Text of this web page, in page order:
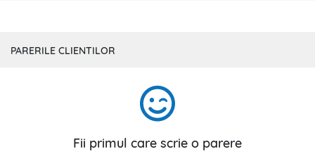
PARERILE CLIENTILOR
Fii primul care scrie o parere